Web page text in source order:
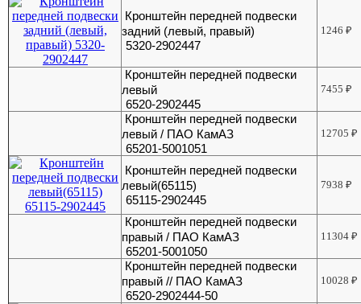
Кронштейн передней подвески
задний (левый, правый)
5320-2902447
1246₽
Кронштейн передней подвески
левый
6520-2902445
7455₽
Кронштейн передней подвески
левый / ПАО КамАЗ
65201-5001051
12705₽
Кронштейн передней подвески
левый(65115)
65115-2902445
7938₽
Кронштейн передней подвески
правый / ПАО КамАЗ
65201-5001050
11304₽
Кронштейн передней подвески
правый // ПАО КамАЗ
6520-2902444-50
10028₽